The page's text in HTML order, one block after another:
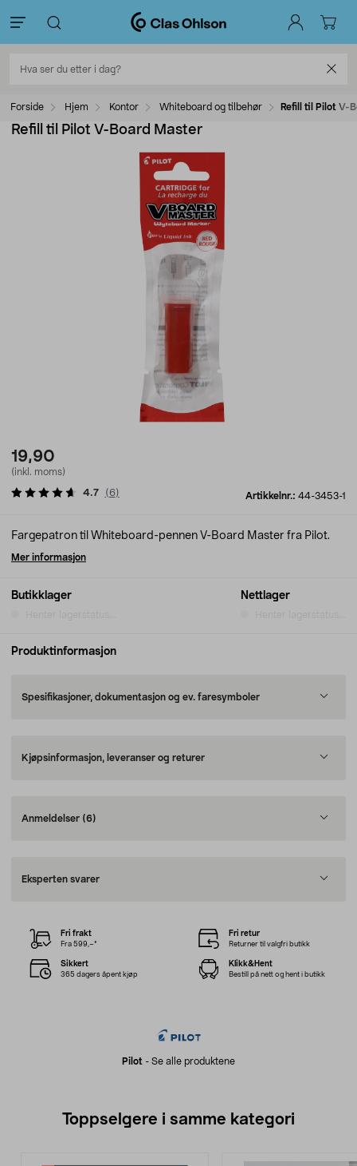
Forside Hjem Kontor Whiteboard og tilbehør Refill til Pilot V-
Refill til Pilot V-Board Master
19,90
(inkl. moms)
Artikkelnr.: 44-3453-1
4.7 (6)
Butikklager Nettlager
Fargepatron til Whiteboard-pennen V-Board Master fra Pilot.
Mer informasjon
Produktinformasjon
Spesifikasjoner, dokumentasjon og ev. faresymboler
Kjøpsinformasjon, leveranser og returer
Anmeldelser (6)
Eksperten svarer
Pilot - Se alle produktene
Fri frakt
Fra 599,–*
Fri retur
Returner til valgfri butikk
Sikkert
365 dagers åpent kjøp
Klikk&Hent
Bestill på nett og hent i butikk
Toppselgere i samme kategori